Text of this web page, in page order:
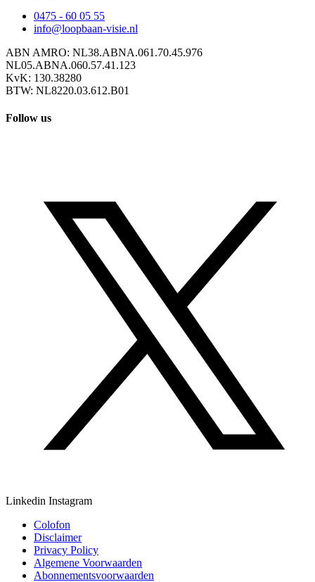
0475 - 60 05 55
info@loopbaan-visie.nl
ABN AMRO: NL38.ABNA.061.70.45.976
NL05.ABNA.060.57.41.123
KvK: 130.38280
BTW: NL8220.03.612.B01
Follow us
Linkedin Instagram
Colofon
Disclaimer
Privacy Policy
Algemene Voorwaarden
Abonnementsvoorwaarden